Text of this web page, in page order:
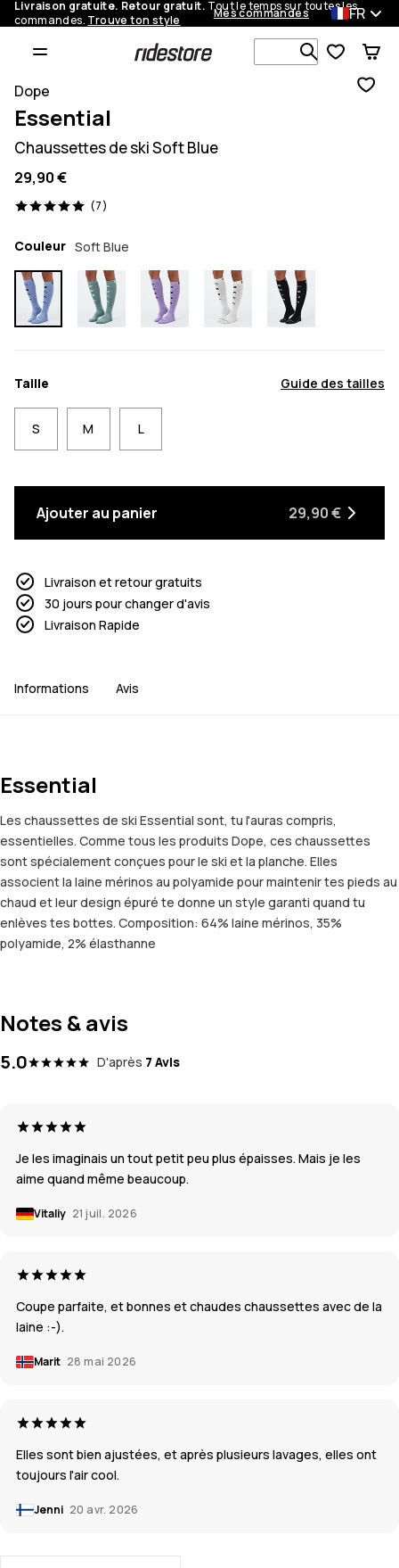
Livraison gratuite. Retour gratuit. Tout le temps sur toutes les
commandes. Trouve ton style Mes commandes FR
Recherche
Dope
Essential
Chaussettes de ski Soft Blue
29,90 €
(7)
7 avis, 5/5
Couleur Soft Blue
Taille Guide des tailles
S M L
Ajouter au panier 29,90 €
Livraison et retour gratuits
30 jours pour changer d'avis
Livraison Rapide
Informations Avis
Essential
Les chaussettes de ski Essential sont, tu l'auras compris,
essentielles. Comme tous les produits Dope, ces chaussettes
sont spécialement conçues pour le ski et la planche. Elles
associent la laine mérinos au polyamide pour maintenir tes pieds au
chaud et leur design épuré te donne un style garanti quand tu
enlèves tes bottes. Composition: 64% laine mérinos, 35%
polyamide, 2% élasthanne
Notes & avis
5.0 D'après 7 Avis
Je les imaginais un tout petit peu plus épaisses. Mais je les
aime quand même beaucoup.
Vitaliy 21 juil. 2026
Coupe parfaite, et bonnes et chaudes chaussettes avec de la
laine :-).
Marit 28 mai 2026
Elles sont bien ajustées, et après plusieurs lavages, elles ont
toujours l'air cool.
Jenni 20 avr. 2026